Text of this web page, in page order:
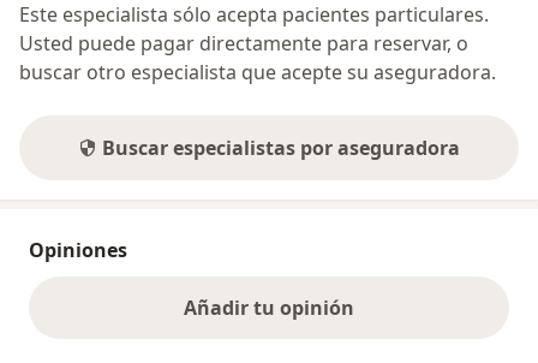
Este especialista sólo acepta pacientes particulares.
Usted puede pagar directamente para reservar, o
buscar otro especialista que acepte su aseguradora.
Buscar especialistas por aseguradora
Opiniones
Añadir tu opinión